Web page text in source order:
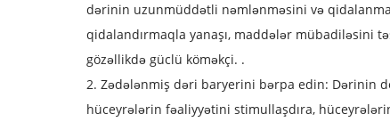
dərinin uzunmüddətli nəmlənməsini və
qidalandırmaqla yanaşı, maddələr mübadiləsini
gözəllikdə güclü köməkçi. .
2. Zədələnmiş dəri baryerini bərpa edin: Dərinin
hüceyrələrin fəaliyyətini stimullaşdıra,